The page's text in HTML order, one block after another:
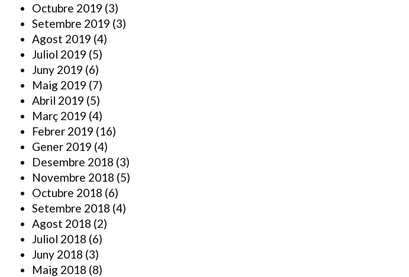
Octubre 2019 (3)
Setembre 2019 (3)
Agost 2019 (4)
Juliol 2019 (5)
Juny 2019 (6)
Maig 2019 (7)
Abril 2019 (5)
Març 2019 (4)
Febrer 2019 (16)
Gener 2019 (4)
Desembre 2018 (3)
Novembre 2018 (5)
Octubre 2018 (6)
Setembre 2018 (4)
Agost 2018 (2)
Juliol 2018 (6)
Juny 2018 (3)
Maig 2018 (8)